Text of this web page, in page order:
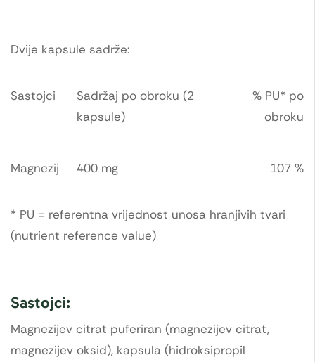
Dvije kapsule sadrže:
Sastojci
Sadržaj po obroku (2
kapsule)
% PU* po
obroku
Magnezij 400 mg 107 %
* PU = referentna vrijednost unosa hranjivih tvari
(nutrient reference value)
Sastojci:
Magnezijev citrat puferiran (magnezijev citrat,
magnezijev oksid), kapsula (hidroksipropil